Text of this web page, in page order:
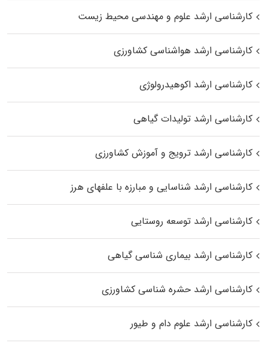
کارشناسی ارشد علوم و مهندسی محیط زیست
کارشناسی ارشد هواشناسی کشاورزی
کارشناسی ارشد اکوهیدرولوژی
کارشناسی ارشد تولیدات گیاهی
کارشناسی ارشد ترویج و آموزش کشاورزی
کارشناسی ارشد شناسایی و مبارزه با علفهای هرز
کارشناسی ارشد توسعه روستایی
کارشناسی ارشد بیماری‌ شناسی گیاهی
کارشناسی ارشد حشره‌ شناسی کشاورزی
کارشناسی ارشد علوم دام و طیور